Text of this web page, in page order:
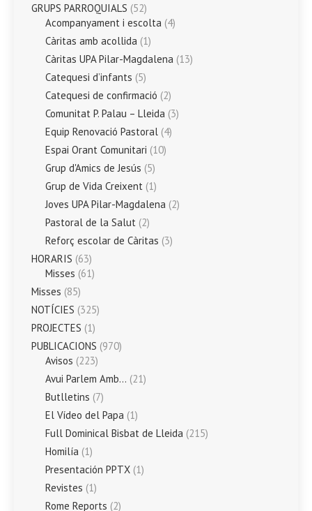
GRUPS PARROQUIALS (52)
Acompanyament i escolta (4)
Càritas amb acollida (1)
Càritas UPA Pilar-Magdalena (13)
Catequesi d’infants (5)
Catequesi de confirmació (2)
Comunitat P. Palau – Lleida (3)
Equip Renovació Pastoral (4)
Espai Orant Comunitari (10)
Grup d'Amics de Jesús (5)
Grup de Vida Creixent (1)
Joves UPA Pilar-Magdalena (2)
Pastoral de la Salut (2)
Reforç escolar de Càritas (3)
HORARIS (63)
Misses (61)
Misses (85)
NOTÍCIES (325)
PROJECTES (1)
PUBLICACIONS (970)
Avisos (223)
Avui Parlem Amb… (21)
Butlletins (7)
El Vídeo del Papa (1)
Full Dominical Bisbat de Lleida (215)
Homilía (1)
Presentación PPTX (1)
Revistes (1)
Rome Reports (2)